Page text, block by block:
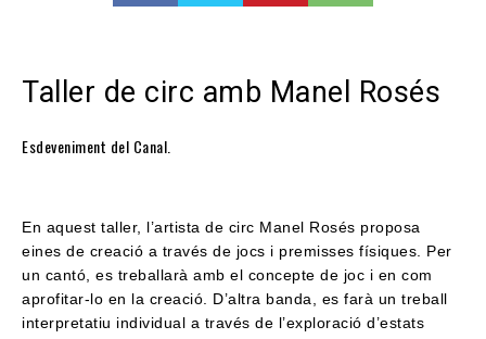
Taller de circ amb Manel Rosés
Esdeveniment del Canal.
En aquest taller, l’artista de circ Manel Rosés proposa
eines de creació a través de jocs i premisses físiques. Per
un cantó, es treballarà amb el concepte de joc i en com
aprofitar-lo en la creació. D’altra banda, es farà un treball
interpretatiu individual a través de l’exploració d’estats